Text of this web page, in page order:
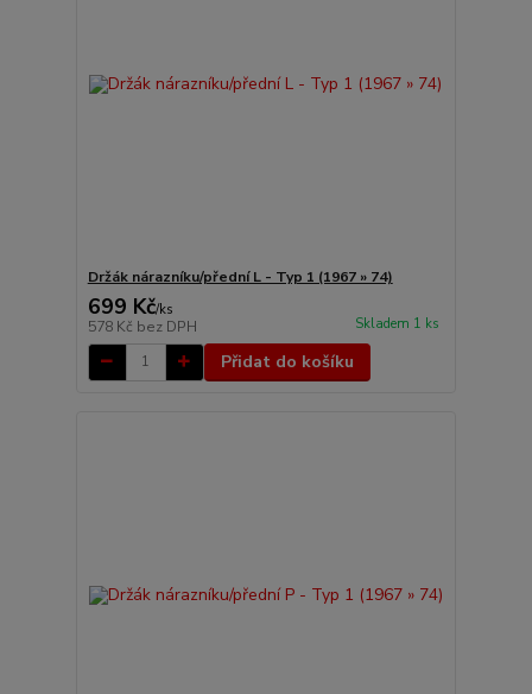
Držák nárazníku/přední L - Typ 1 (1967 » 74)
699 Kč/ks
578 Kč bez DPH Skladem 1 ks
Přidat do košíku